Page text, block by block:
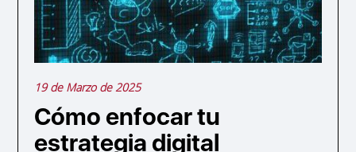
19 de Marzo de 2025
Cómo enfocar tu
estrategia digital